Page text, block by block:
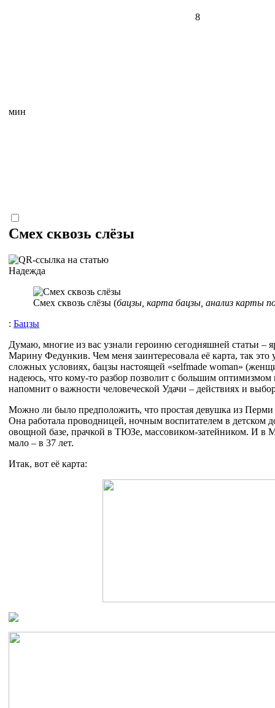
8
мин
Смех сквозь слёзы
Надежда
Смех сквозь слёзы (бацзы, карта бацзы, анализ карты
: Бацзы
Думаю, многие из вас узнали героиню сегодняшней статьи –
Марину Федункив. Чем меня заинтересовала её карта, так это
сложных условиях, бацзы настоящей «selfmade woman»
надеюсь, что кому-то разбор позволит с большим оптимизмом
напомнит о важности человеческой Удачи – действиях и
Можно ли было предположить, что простая девушка из
Она работала проводницей, ночным воспитателем в детском
овощной базе, прачкой в ТЮЗе, массовиком-затейником. И в
мало – в 37 лет.
Итак, вот её карта: